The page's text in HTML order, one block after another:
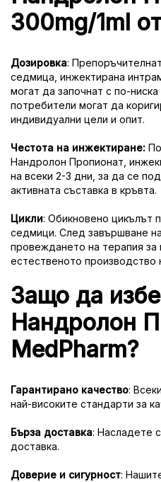
300mg/1ml
Дозировка:
седмица, инжектирана
могат да започнат с по-
потребители могат да
индивидуални цели и опит.
Честота на инжектиране:
Нандролон Пропионат,
на всеки 2-3 дни, за да се
активната съставка в кръвта.
Цикли: Обикновено цикълът
седмици. След завършване
провеждането на терапия за
естественото производство
Защо да
Нандролон
MedPharm?
Гарантирано качество:
най-високите стандарти за
Бърза доставка: Насладете
доставка.
Доверие и сигурност: